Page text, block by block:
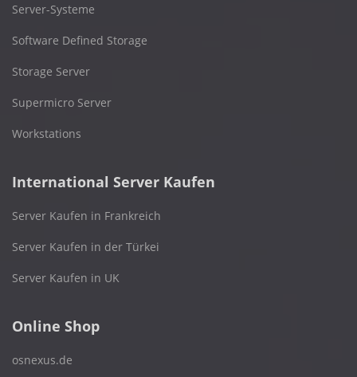
Server-Systeme
Software Defined Storage
Storage Server
Supermicro Server
Workstations
International Server Kaufen
Server Kaufen in Frankreich
Server Kaufen in der Türkei
Server Kaufen in UK
Online Shop
osnexus.de